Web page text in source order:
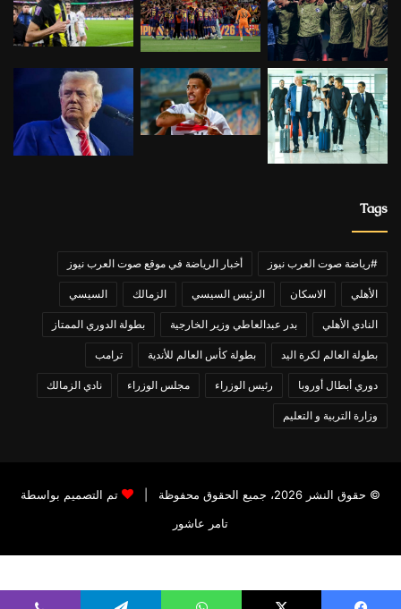
Tags
#رياضة صوت العرب نيوز أخبار الرياضة في موقع صوت العرب نيوز
الأهلي الاسكان الرئيس السيسي الزمالك السيسي
النادي الأهلي بدر عبدالعاطي وزير الخارجية بطولة الدوري الممتاز
بطولة العالم لكرة اليد بطولة كأس العالم للأندية ترامب
دوري أبطال أوروبا رئيس الوزراء مجلس الوزراء نادي الزمالك
وزارة التربية و التعليم
© حقوق النشر 2026، جميع الحقوق محفوظة |
تم التصميم بواسطة
تامر عاشور